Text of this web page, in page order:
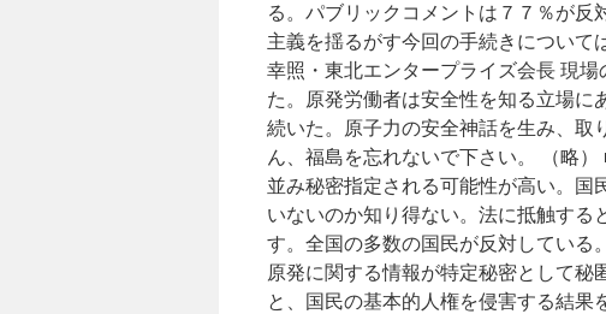
る。パブリックコメントは７７％が
主義を揺るがす今回の手続きについて
幸照・東北エンタープライズ会長 現
た。原発労働者は安全性を知る立場
続いた。原子力の安全神話を生み、取
ん、福島を忘れないで下さい。 （略
並み秘密指定される可能性が高い。国
いないのか知り得ない。法に抵触する
す。全国の多数の国民が反対している
原発に関する情報が特定秘密として
と、国民の基本的人権を侵害する結